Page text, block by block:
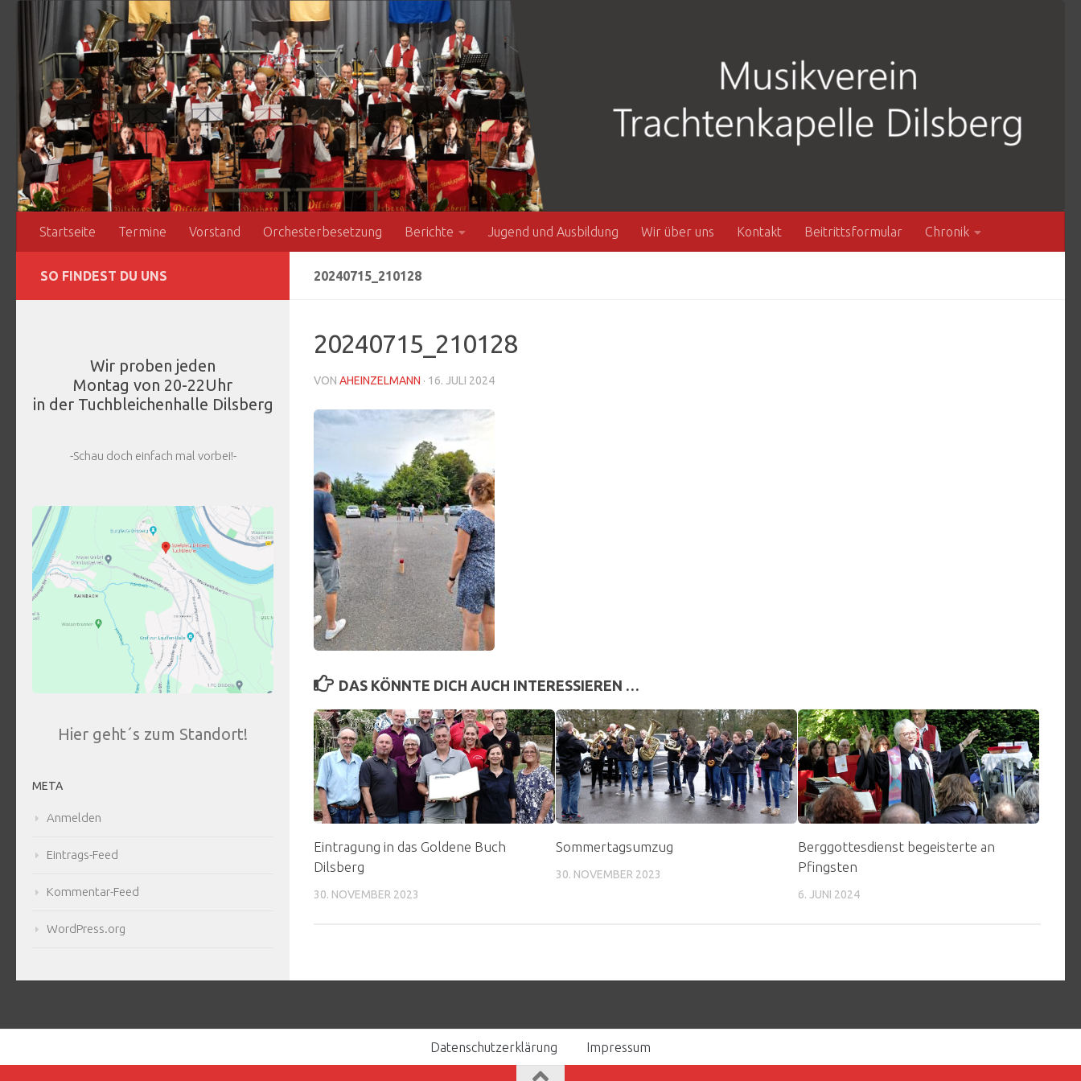
Zum Inhalt springen
Startseite Termine Vorstand Orchesterbesetzung Berichte Jugend und Ausbildung Wir über uns Kontakt Beitrittsformular Chronik
20240715_210128
20240715_210128
VON AHEINZELMANN · 16. JULI 2024
DAS KÖNNTE DICH AUCH INTERESSIEREN …
Eintragung in das Goldene Buch
Dilsberg
30. NOVEMBER 2023
Sommertagsumzug
30. NOVEMBER 2023
Berggottesdienst begeisterte an
Pfingsten
6. JUNI 2024
SO FINDEST DU UNS
Wir proben jeden
Montag von 20-22Uhr
in der Tuchbleichenhalle Dilsberg
-Schau doch einfach mal vorbei!-
Hier geht´s zum Standort!
META
Anmelden
Eintrags-Feed
Kommentar-Feed
WordPress.org
Datenschutzerklärung Impressum